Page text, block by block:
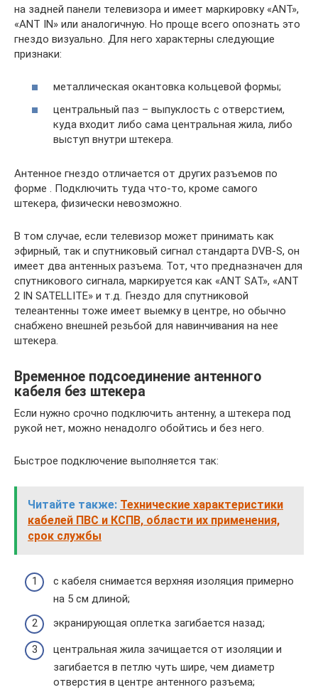
на задней панели телевизора и имеет маркировку «ANT»,
«ANT IN» или аналогичную. Но проще всего опознать это
гнездо визуально. Для него характерны следующие
признаки:
металлическая окантовка кольцевой формы;
центральный паз – выпуклость с отверстием,
куда входит либо сама центральная жила, либо
выступ внутри штекера.
Антенное гнездо отличается от других разъемов по
форме . Подключить туда что-то, кроме самого
штекера, физически невозможно.
В том случае, если телевизор может принимать как
эфирный, так и спутниковый сигнал стандарта DVB-S, он
имеет два антенных разъема. Тот, что предназначен для
спутникового сигнала, маркируется как «ANT SAT», «ANT
2 IN SATELLITE» и т.д. Гнездо для спутниковой
телеантенны тоже имеет выемку в центре, но обычно
снабжено внешней резьбой для навинчивания на нее
штекера.
Временное подсоединение антенного
кабеля без штекера
Если нужно срочно подключить антенну, а штекера под
рукой нет, можно ненадолго обойтись и без него.
Быстрое подключение выполняется так:
Читайте также: Технические характеристики
кабелей ПВС и КСПВ, области их применения,
срок службы
с кабеля снимается верхняя изоляция примерно
на 5 см длиной;
экранирующая оплетка загибается назад;
центральная жила зачищается от изоляции и
загибается в петлю чуть шире, чем диаметр
отверстия в центре антенного разъема;